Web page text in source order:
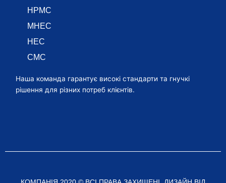
HPMC
MHEC
HEC
CMC
Наша команда гарантує високі стандарти та гнучкі
рішення для різних потреб клієнтів.